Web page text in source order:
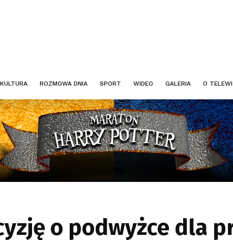
KULTURA ROZMOWA DNIA SPORT WIDEO GALERIA O
o podwyżce dla